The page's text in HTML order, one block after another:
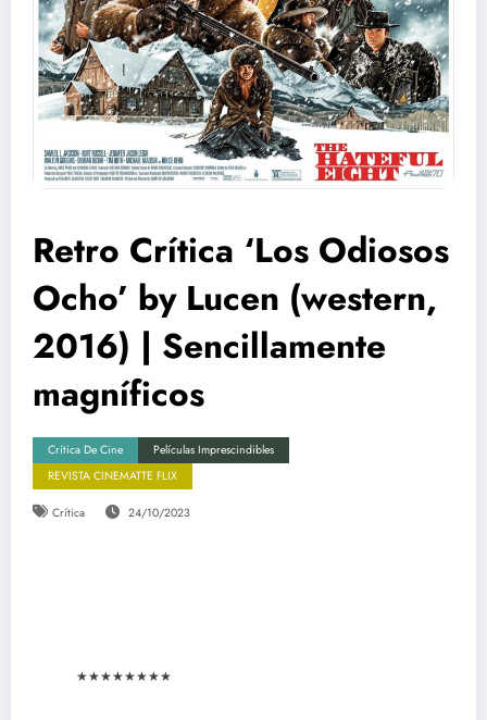
Retro Crítica ‘Los Odiosos
Ocho’ by Lucen (western,
2016) | Sencillamente
magníficos
Crítica De Cine
Películas Imprescindibles
REVISTA CINEMATTE FLIX
Crítica 24/10/2023
★★★★★★★★